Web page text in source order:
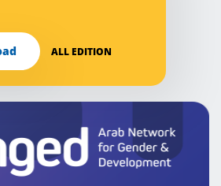
ALL EDITION